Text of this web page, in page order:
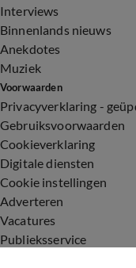
Interviews
Binnenlands nieuws
Anekdotes
Muziek
Voorwaarden
Privacyverklaring -
Gebruiksvoorwaarden
Cookieverklaring
Digitale diensten
Cookie instellingen
Adverteren
Vacatures
Publieksservice